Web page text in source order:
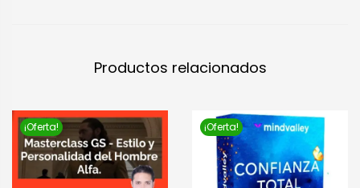
Productos relacionados
¡Oferta! ¡Oferta!